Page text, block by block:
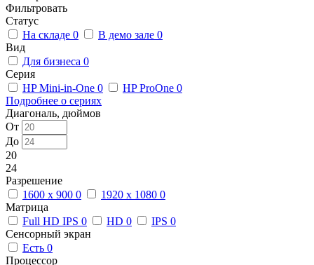
Фильтровать
Статус
На складе 0 В демо зале 0
Вид
Для бизнеса 0
Серия
HP Mini-in-One 0 HP ProOne 0
Подробнее о сериях
Диагональ, дюймов
От
До
20
24
Разрешение
1600 x 900 0 1920 x 1080 0
Матрица
Full HD IPS 0 HD 0 IPS 0
Сенсорный экран
Есть 0
Процессор